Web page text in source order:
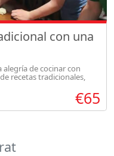
con una
alegría de cocinar con
recetas tradicionales,
€65